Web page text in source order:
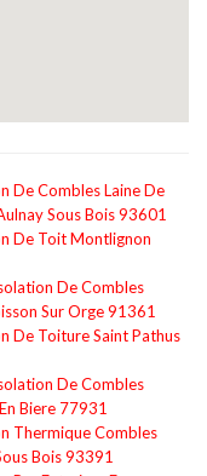
De Combles Laine De
Sous Bois 93601
De Toit Montlignon
De Combles
Sur Orge 91361
De Toiture Saint Pathus
De Combles
Biere 77931
Thermique Combles
Bois 93391